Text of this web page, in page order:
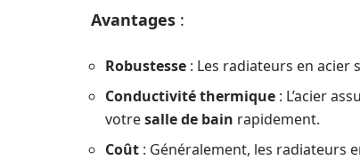
Avantages :
Robustesse : Les radiateurs en acier
Conductivité thermique : L’acier
votresalle de bain rapidement.
Coût : Généralement, les radiateurs